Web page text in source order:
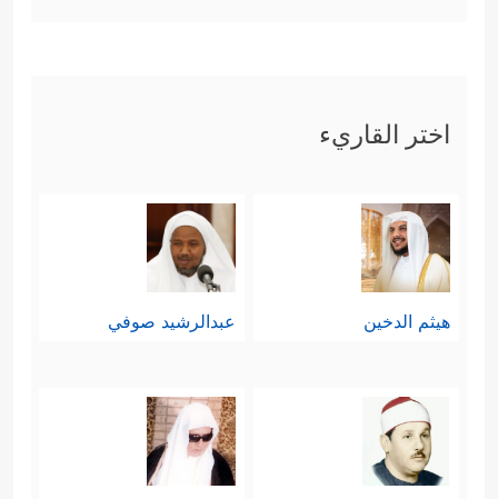
اختر القاريء
هيثم الدخين عبدالرشيد صوفي